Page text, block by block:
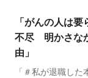
「がんの人は
不尽 明かさな
由」
「＃私が退職した本